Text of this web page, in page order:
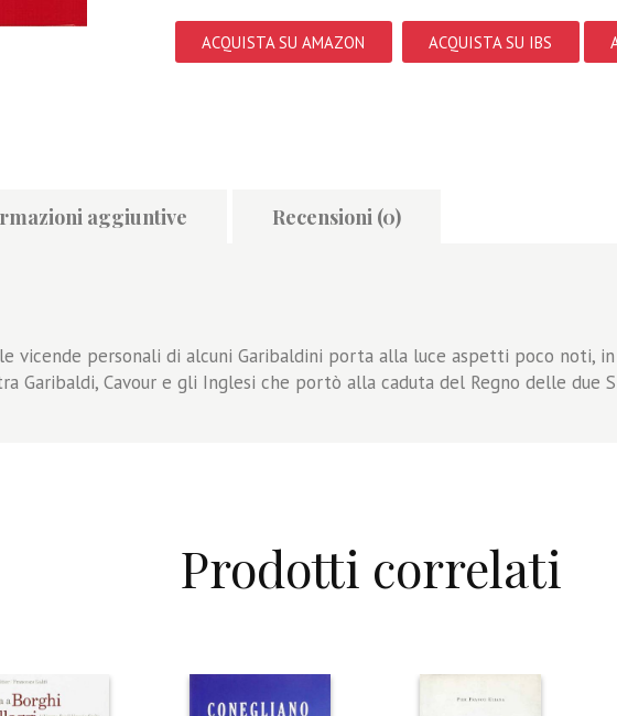
ACQUISTA SU AMAZON ACQUISTA SU IBS
aggiuntive Recensioni (0)
vicende personali di alcuni Garibaldini porta alla luce aspetti poco noti,
Garibaldi, Cavour e gli Inglesi che portò alla caduta del Regno delle due
Prodotti correlati